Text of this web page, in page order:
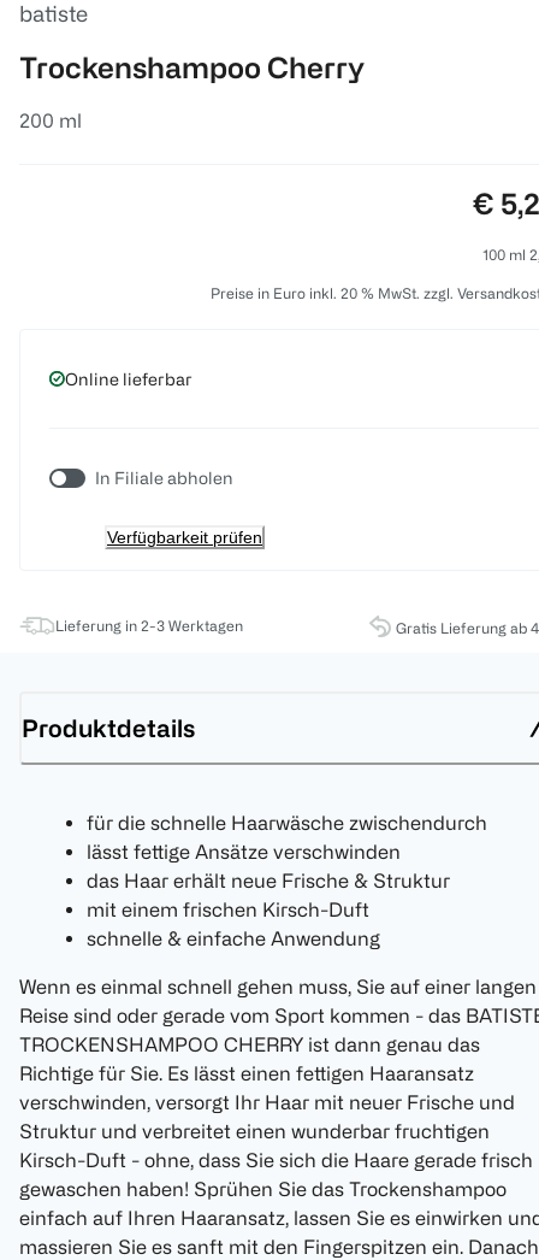
batiste
Trockenshampoo Cherry
200 ml
€
100 ml
Preise in Euro inkl. 20 % MwSt. zzgl.
Online lieferbar
In Filiale abholen
Verfügbarkeit prüfen
Lieferung in 2-3 Werktagen Gratis Lieferung ab
Produktdetails
für die schnelle Haarwäsche zwischendurch
lässt fettige Ansätze verschwinden
das Haar erhält neue Frische & Struktur
mit einem frischen Kirsch-Duft
schnelle & einfache Anwendung
Wenn es einmal schnell gehen muss, Sie auf einer langen
Reise sind oder gerade vom Sport kommen - das
TROCKENSHAMPOO CHERRY ist dann genau das
Richtige für Sie. Es lässt einen fettigen Haaransatz
verschwinden, versorgt Ihr Haar mit neuer Frische und
Struktur und verbreitet einen wunderbar fruchtigen
Kirsch-Duft - ohne, dass Sie sich die Haare gerade frisch
gewaschen haben! Sprühen Sie das Trockenshampoo
einfach auf Ihren Haaransatz, lassen Sie es einwirken
massieren Sie es sanft mit den Fingerspitzen ein. Danach